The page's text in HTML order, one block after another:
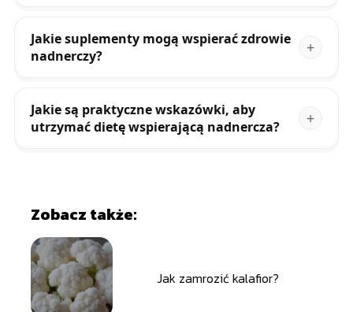
Jakie suplementy mogą wspierać zdrowie
nadnerczy?
Jakie są praktyczne wskazówki, aby
utrzymać dietę wspierającą nadnercza?
Zobacz także:
Jak zamrozić kalafior?